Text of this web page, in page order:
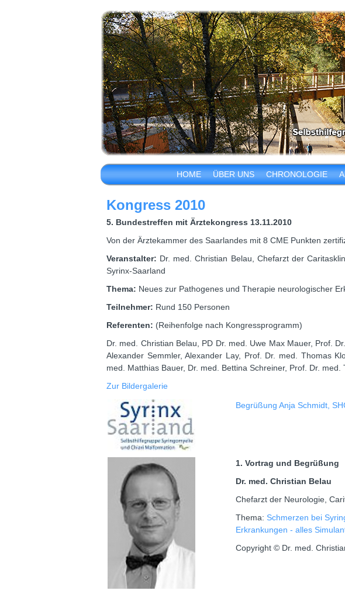
HOME ÜBER UNS CHRONOLOGIE
Kongress 2010
5. Bundestreffen mit Ärztekongress 13.11.2010
Von der Ärztekammer des Saarlandes mit 8 CME Punkten
Veranstalter: Dr. med. Christian Belau, Chefarzt der
Syrinx-Saarland
Thema: Neues zur Pathogenes und Therapie neurologischer
Teilnehmer: Rund 150 Personen
Referenten: (Reihenfolge nach Kongressprogramm)
Dr. med. Christian Belau, PD Dr. med. Uwe Max Mauer, Prof.
Alexander Semmler, Alexander Lay, Prof. Dr. med. Thomas
med. Matthias Bauer, Dr. med. Bettina Schreiner, Prof. Dr. med.
Zur Bildergalerie
Begrüßung Anja Schmidt,
1. Vortrag und Begrüßung
Dr. med. Christian Belau
Chefarzt der Neurologie,
Thema: Schmerzen bei
Erkrankungen - alles
Copyright © Dr. med.